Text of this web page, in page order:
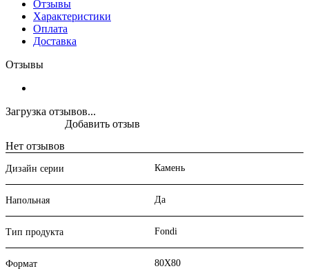
Отзывы
Характеристики
Оплата
Доставка
Отзывы
Загрузка отзывов...
Нет отзывов
Добавить отзыв
Дизайн серии Камень
Напольная Да
Тип продукта Fondi
Формат 80X80